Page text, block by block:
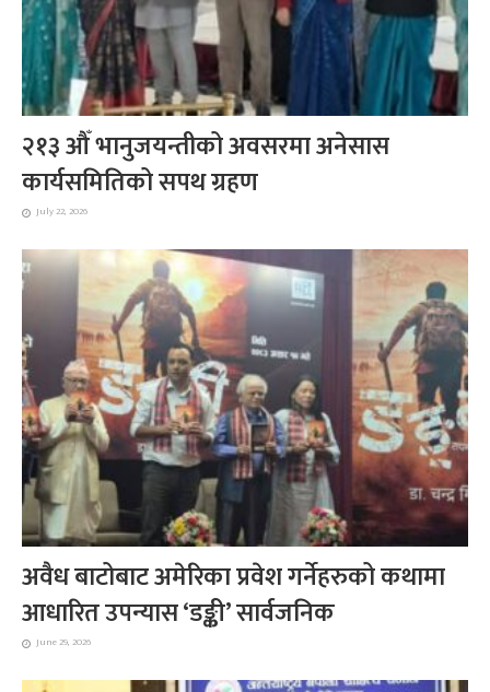
२१३ औँ भानुजयन्तीको अवसरमा अनेसास
कार्यसमितिको सपथ ग्रहण
July 22, 2026
अवैध बाटोबाट अमेरिका प्रवेश गर्नेहरुको कथामा
आधारित उपन्यास ‘डङ्की’ सार्वजनिक
June 29, 2026